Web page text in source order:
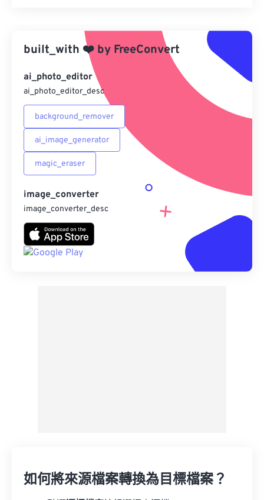
另存為預設
built_with ❤️ by FreeConvert
ai_photo_editor
ai_photo_editor_desc
background_remover
ai_image_generator
magic_eraser
image_converter
image_converter_desc
如何將來源檔案轉換為目標檔案？